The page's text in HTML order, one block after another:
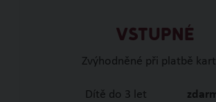
VSTUPNÉ
Zvýhodněné při platbě
Dítě do 3 let